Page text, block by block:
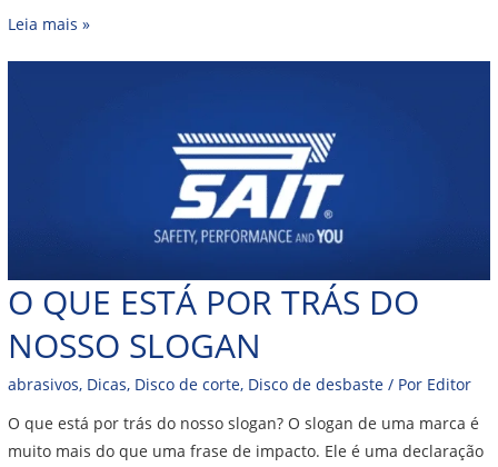
Leia mais »
O QUE ESTÁ POR TRÁS DO
NOSSO SLOGAN
abrasivos, Dicas, Disco de corte, Disco de desbaste / Por Editor
O que está por trás do nosso slogan? O slogan de uma marca é
muito mais do que uma frase de impacto. Ele é uma declaração